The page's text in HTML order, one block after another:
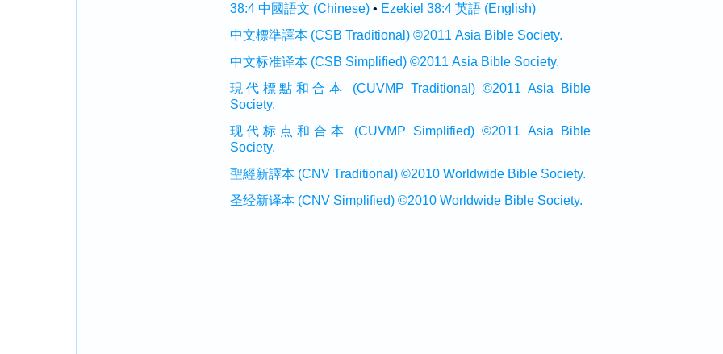
38:4 中國語文 (Chinese)• Ezekiel 38:4 英語 (English)
中文標準譯本 (CSB Traditional) ©2011 Asia Bible Society.
中文标准译本 (CSB Simplified) ©2011 Asia Bible Society.
現代標點和合本 (CUVMP Traditional) ©2011 Asia Bible
Society.
现代标点和合本 (CUVMP Simplified) ©2011 Asia Bible
Society.
聖經新譯本 (CNV Traditional) ©2010 Worldwide Bible Society.
圣经新译本 (CNV Simplified) ©2010 Worldwide Bible Society.